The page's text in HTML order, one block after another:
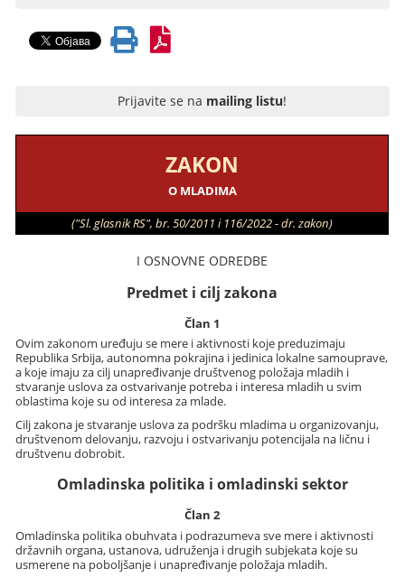
Prijavite se na mailing listu!
ZAKON
O MLADIMA
("Sl. glasnik RS", br. 50/2011 i 116/2022 - dr. zakon)
I OSNOVNE ODREDBE
Predmet i cilj zakona
Član 1
Ovim zakonom uređuju se mere i aktivnosti koje preduzimaju
Republika Srbija, autonomna pokrajina i jedinica lokalne samouprave,
a koje imaju za cilj unapređivanje društvenog položaja mladih i
stvaranje uslova za ostvarivanje potreba i interesa mladih u svim
oblastima koje su od interesa za mlade.
Cilj zakona je stvaranje uslova za podršku mladima u organizovanju,
društvenom delovanju, razvoju i ostvarivanju potencijala na ličnu i
društvenu dobrobit.
Omladinska politika i omladinski sektor
Član 2
Omladinska politika obuhvata i podrazumeva sve mere i aktivnosti
državnih organa, ustanova, udruženja i drugih subjekata koje su
usmerene na poboljšanje i unapređivanje položaja mladih.